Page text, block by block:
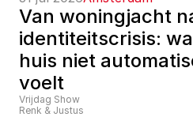
Van woningjacht
identiteitscrisis:
huis niet
voelt
Vrijdag Show
Renk & Justus